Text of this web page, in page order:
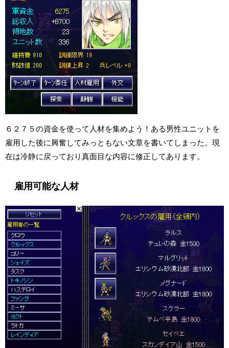
６２７５の資金を使って人材を集めよう！ある男性ユニットを
雇用した後に興奮してみっともない文章を書いてしまった。現
在は冷静に戻っており真面目な内容に修正してあります。
雇用可能な人材